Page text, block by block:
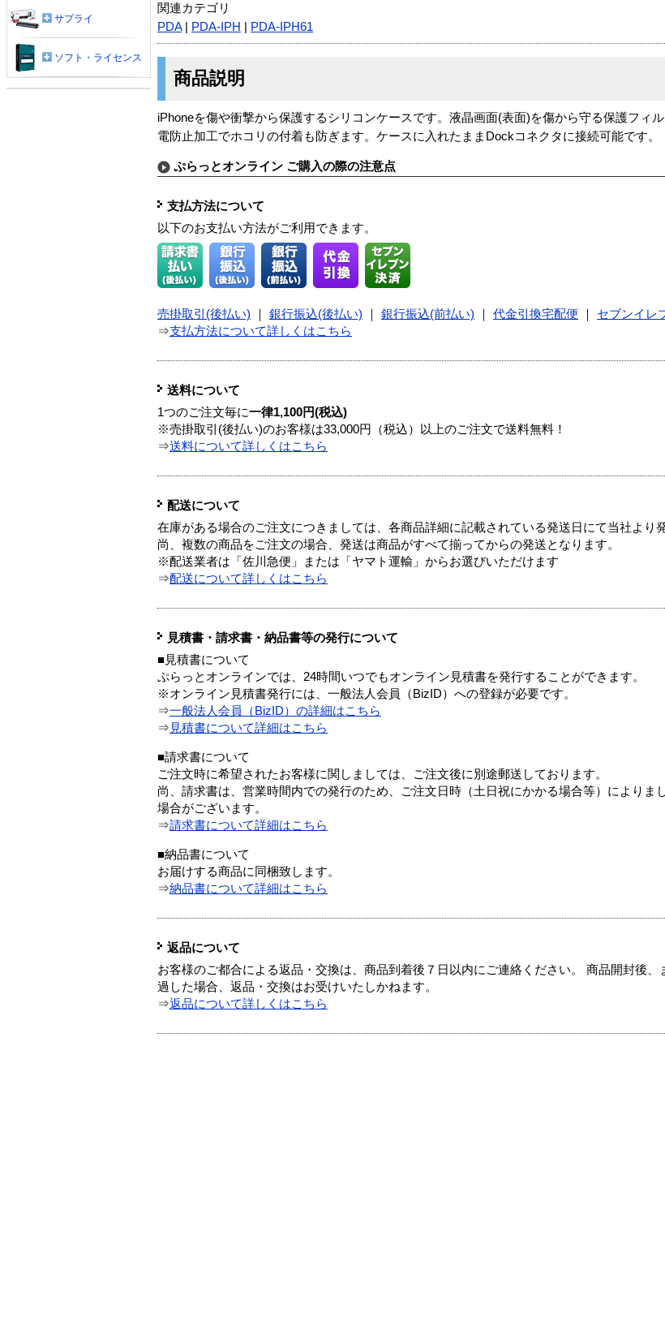
関連カテゴリ
PDA| PDA-IPH PDA-IPH61
商品説明
iPhoneを傷や衝撃から保護するシリコンケースです。液晶画面(表面)を傷から守る保護フィ
電防止加工でホコリの付着も防ぎます。ケースに入れたままDockコネクタに接続可能です。
ぷらっとオンライン ご購入の際の注意点
支払方法について
以下のお支払い方法がご利用できます。
売掛取引(後払い) 銀行振込(後払い) 銀行振込(前払い) 代金引換宅配便
セブンイレ
⇒支払方法について詳しくはこちら
送料について
1つのご注文毎に一律1,100円(税込)
※売掛取引(後払い)のお客様は33,000円（税込）以上のご注文で送料無料！
⇒送料について詳しくはこちら
配送について
在庫がある場合のご注文につきましては、各商品詳細に記載されている発送日にて当社より
尚、複数の商品をご注文の場合、発送は商品がすべて揃ってからの発送となります。
※配送業者は「佐川急便」または「ヤマト運輸」からお選びいただけます
⇒配送について詳しくはこちら
見積書・請求書・納品書等の発行について
■見積書について
ぷらっとオンラインでは、24時間いつでもオンライン見積書を発行することができます。
※オンライン見積書発行には、一般法人会員（BizID）への登録が必要です。
⇒一般法人会員（BizID）の詳細はこちら
⇒ 見積書について詳細はこちら
■請求書について
ご注文時に希望されたお客様に関しましては、ご注文後に別途郵送しております。
尚、請求書は、営業時間内での発行のため、ご注文日時（土日祝にかかる場合等）によりま
場合がございます。
⇒請求書について詳細はこちら
■納品書について
お届けする商品に同梱致します。
⇒納品書について詳細はこちら
返品について
お客様のご都合による返品・交換は、商品到着後７日以内にご連絡ください。 商品開封後、
過した場合、返品・交換はお受けいたしかねます。
⇒返品について詳しくはこちら
サプライ
ソフト・ライセンス